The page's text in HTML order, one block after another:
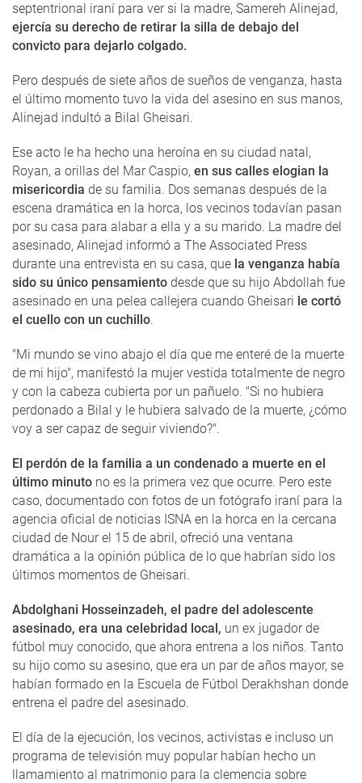
septentrional iraní para ver si la madre, Samereh Alinejad,
ejercía su derecho de retirar la silla de debajo del
convicto para dejarlo colgado.
Pero después de siete años de sueños de venganza, hasta
el último momento tuvo la vida del asesino en sus manos,
Alinejad indultó a Bilal Gheisari.
Ese acto le ha hecho una heroína en su ciudad natal,
Royan, a orillas del Mar Caspio, en sus calles elogian la
misericordia de su familia. Dos semanas después de la
escena dramática en la horca, los vecinos todavían pasan
por su casa para alabar a ella y a su marido. La madre del
asesinado, Alinejad informó a The Associated Press
durante una entrevista en su casa, que la venganza había
sido su único pensamiento desde que su hijo Abdollah fue
asesinado en una pelea callejera cuando Gheisari le cortó
el cuello con un cuchillo.
"Mi mundo se vino abajo el día que me enteré de la muerte
de mi hijo", manifestó la mujer vestida totalmente de negro
y con la cabeza cubierta por un pañuelo. "Si no hubiera
perdonado a Bilal y le hubiera salvado de la muerte, ¿cómo
voy a ser capaz de seguir viviendo?".
El perdón de la familia a un condenado a muerte en el
último minuto no es la primera vez que ocurre. Pero este
caso, documentado con fotos de un fotógrafo iraní para la
agencia oficial de noticias ISNA en la horca en la cercana
ciudad de Nour el 15 de abril, ofreció una ventana
dramática a la opinión pública de lo que habrían sido los
últimos momentos de Gheisari.
Abdolghani Hosseinzadeh, el padre del adolescente
asesinado, era una celebridad local, un ex jugador de
fútbol muy conocido, que ahora entrena a los niños. Tanto
su hijo como su asesino, que era un par de años mayor, se
habían formado en la Escuela de Fútbol Derakhshan donde
entrena el padre del asesinado.
El día de la ejecución, los vecinos, activistas e incluso un
programa de televisión muy popular habían hecho un
llamamiento al matrimonio para la clemencia sobre